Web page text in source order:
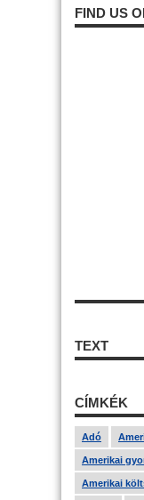
FIND US
TEXT
CÍMKÉK
Adó
Amerikai
Amerikai